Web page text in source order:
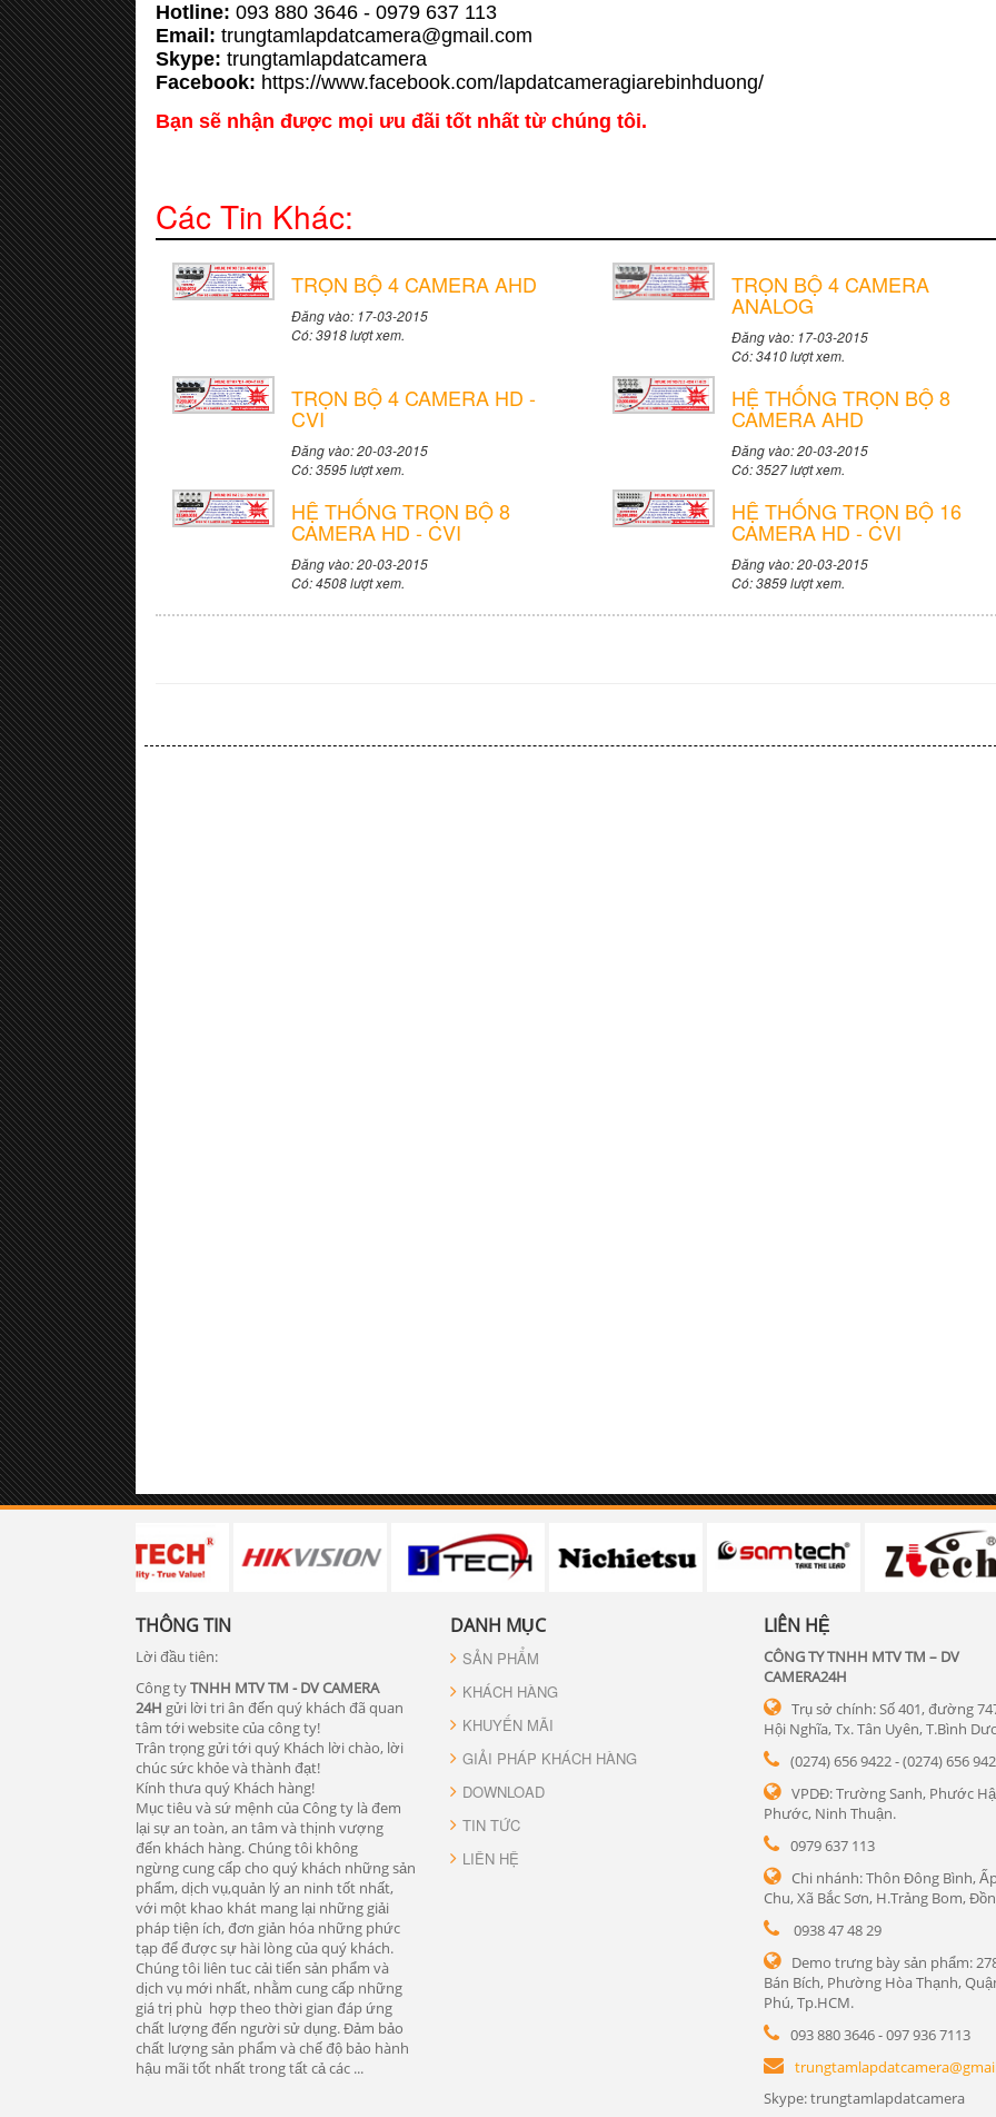
Hotline: 093 880 3646 - 0979 637 113
Email: trungtamlapdatcamera@gmail.com
Skype: trungtamlapdatcamera
Facebook: https://www.facebook.com/lapdatcameragiarebinhduong/
Bạn sẽ nhận được mọi ưu đãi tốt nhất từ chúng tôi.
Các Tin Khác:
TRỌN BỘ 4 CAMERA AHD
Đăng vào: 17-03-2015
Có: 3918 lượt xem.
TRỌN BỘ 4 CAMERA
ANALOG
Đăng vào: 17-03-2015
Có: 3410 lượt xem.
TRỌN BỘ 4 CAMERA HD -
CVI
Đăng vào: 20-03-2015
Có: 3595 lượt xem.
HỆ THỐNG TRỌN BỘ 8
CAMERA AHD
Đăng vào: 20-03-2015
Có: 3527 lượt xem.
HỆ THỐNG TRỌN BỘ 8
CAMERA HD - CVI
Đăng vào: 20-03-2015
Có: 4508 lượt xem.
HỆ THỐNG TRỌN BỘ 16
CAMERA HD - CVI
Đăng vào: 20-03-2015
Có: 3859 lượt xem.
THÔNG TIN
Lời đầu tiên:
Công tyTNHH MTV TM - DV CAMERA
24H gửi lời tri ân đến quý khách đã quan
tâm tới website của công ty!
Trân trọng gửi tới quý Khách lời chào, lời
chúc sức khỏe và thành đạt!
Kính thưa quý Khách hàng!
Mục tiêu và sứ mệnh của Công ty là đem
lại sự an toàn, an tâm và thịnh vượng
đến khách hàng. Chúng tôi không
ngừng cung cấp cho quý khách những sản
phẩm, dịch vụ,quản lý an ninh tốt nhất,
với một khao khát mang lại những giải
pháp tiện ích, đơn giản hóa những phức
tạp để được sự hài lòng của quý khách.
Chúng tôi liên tuc cải tiến sản phẩm và
dịch vụ mới nhất, nhằm cung cấp những
giá trị phù hợp theo thời gian đáp ứng
chất lượng đến người sử dụng. Đảm bảo
chất lượng sản phẩm và chế độ bảo hành
hậu mãi tốt nhất trong tất cả các ...
DANH MỤC
SẢN PHẨM
KHÁCH HÀNG
KHUYẾN MÃI
GIẢI PHÁP KHÁCH HÀNG
DOWNLOAD
TIN TỨC
LIÊN HỆ
LIÊN HỆ
CÔNG TY TNHH MTV TM – DV
CAMERA24H
Trụ sở chính: Số 401, đường
Hội Nghĩa, Tx. Tân Uyên, T.Bình
(0274) 656 9422 - (0274) 656
VPDĐ: Trường Sanh, Phước
Phước, Ninh Thuận.
0979 637 113
Chi nhánh: Thôn Đông Bình,
Chu, Xã Bắc Sơn, H.Trảng Bom,
0938 47 48 29
Demo trưng bày sản phẩm:
Bán Bích, Phường Hòa Thạnh,
Phú, Tp.HCM.
093 880 3646 - 097 936 7113
Skype: trungtamlapdatcamera